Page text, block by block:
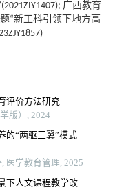
广西教育
“新工科引领下地方高